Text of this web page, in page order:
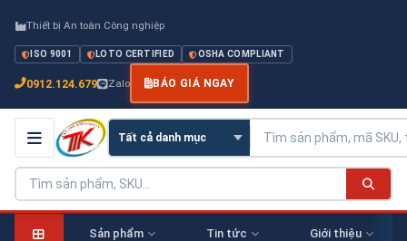
Thiết bị An toàn Công nghiệp
ISO 9001 LOTO CERTIFIED OSHA COMPLIANT
0912.124.679 Zalo BÁO GIÁ NGAY
Sản phẩm Tin tức Giới thiệu